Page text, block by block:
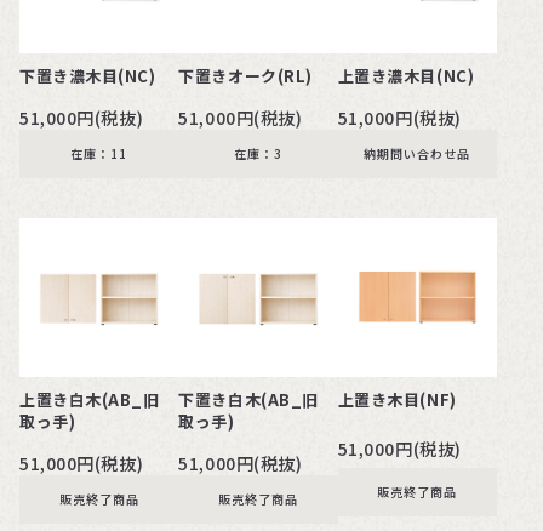
下置き濃木目(NC)
51,000円(税抜)
在庫：11
下置きオーク(RL)
51,000円(税抜)
在庫：3
上置き濃木目(NC)
51,000円(税抜)
納期問い合わせ品
上置き白木(AB_旧
取っ手)
51,000円(税抜)
販売終了商品
下置き白木(AB_旧
取っ手)
51,000円(税抜)
販売終了商品
上置き木目(NF)
51,000円(税抜)
販売終了商品